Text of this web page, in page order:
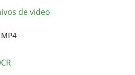
de video